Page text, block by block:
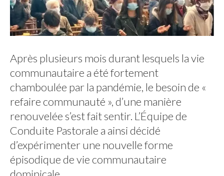
Après plusieurs mois durant lesquels la vie
communautaire a été fortement
chamboulée par la pandémie, le besoin de «
refaire communauté », d’une manière
renouvelée s’est fait sentir. L’Équipe de
Conduite Pastorale a ainsi décidé
d’expérimenter une nouvelle forme
épisodique de vie communautaire